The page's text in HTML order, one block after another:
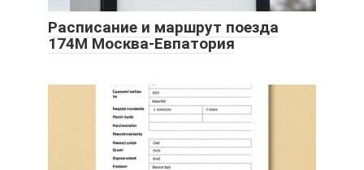
Расписание и маршрут поезда
174М Москва-Евпатория